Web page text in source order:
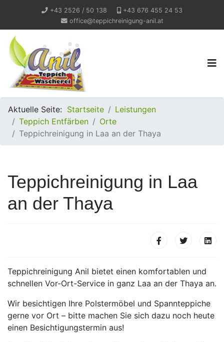
+43 2526 / 50 138
+43 676 455 24 53
office@teppichreinigung-anil.at
Aktuelle Seite: Startseite
Leistungen
Teppich Entfärben
Orte
Teppichreinigung in Laa an der Thaya
Teppichreinigung in Laa
an der Thaya
Teppichreinigung Anil bietet einen komfortablen und
schnellen Vor-Ort-Service in ganz Laa an der Thaya an.
Wir besichtigen Ihre Polstermöbel und Spannteppiche
gerne vor Ort – bitte machen Sie sich dazu noch heute
einen Besichtigungstermin aus!